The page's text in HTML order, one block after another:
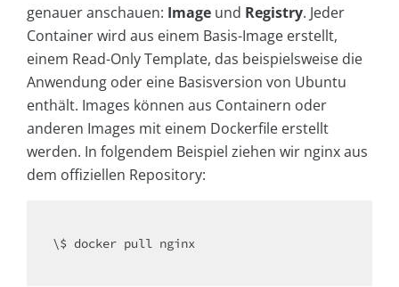
genauer anschauen: Image und Registry. Jeder
Container wird aus einem Basis-Image erstellt,
einem Read-Only Template, das beispielsweise die
Anwendung oder eine Basisversion von Ubuntu
enthält. Images können aus Containern oder
anderen Images mit einem Dockerfile erstellt
werden. In folgendem Beispiel ziehen wir nginx aus
dem offiziellen Repository:
\$ docker pull nginx